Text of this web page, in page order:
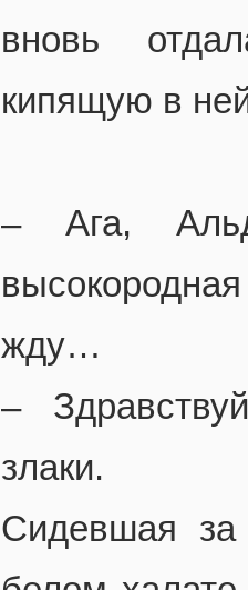
вновь
кипящую в
– Ага,
жду…
–
злаки.
Сидевшая